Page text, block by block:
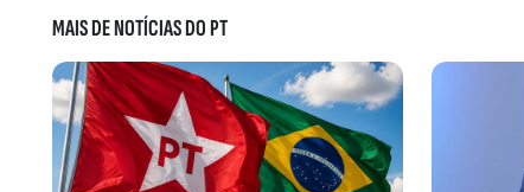
MAIS DE NOTÍCIAS DO PT